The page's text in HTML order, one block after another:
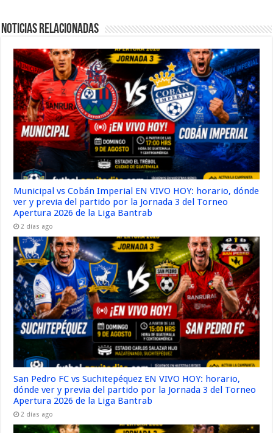
Noticias Relacionadas
Municipal vs Cobán Imperial EN VIVO HOY: horario, dónde
ver y previa del partido por la Jornada 3 del Torneo
Apertura 2026 de la Liga Bantrab
2 días ago
San Pedro FC vs Suchitepéquez EN VIVO HOY: horario,
dónde ver y previa del partido por la Jornada 3 del Torneo
Apertura 2026 de la Liga Bantrab
2 días ago